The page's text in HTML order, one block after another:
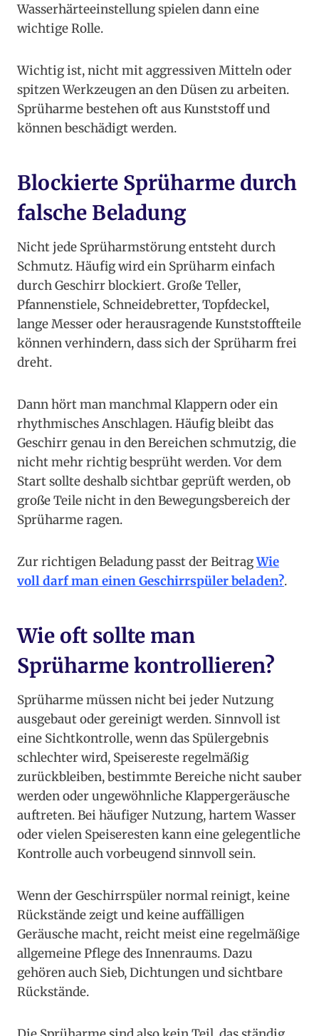
Wasserhärteeinstellung spielen dann eine
wichtige Rolle.
Wichtig ist, nicht mit aggressiven Mitteln oder
spitzen Werkzeugen an den Düsen zu arbeiten.
Sprüharme bestehen oft aus Kunststoff und
können beschädigt werden.
Blockierte Sprüharme durch
falsche Beladung
Nicht jede Sprüharmstörung entsteht durch
Schmutz. Häufig wird ein Sprüharm einfach
durch Geschirr blockiert. Große Teller,
Pfannenstiele, Schneidebretter, Topfdeckel,
lange Messer oder herausragende Kunststoffteile
können verhindern, dass sich der Sprüharm frei
dreht.
Dann hört man manchmal Klappern oder ein
rhythmisches Anschlagen. Häufig bleibt das
Geschirr genau in den Bereichen schmutzig, die
nicht mehr richtig besprüht werden. Vor dem
Start sollte deshalb sichtbar geprüft werden, ob
große Teile nicht in den Bewegungsbereich der
Sprüharme ragen.
Zur richtigen Beladung passt der BeitragWie
voll darf man einen Geschirrspüler beladen?.
Wie oft sollte man
Sprüharme kontrollieren?
Sprüharme müssen nicht bei jeder Nutzung
ausgebaut oder gereinigt werden. Sinnvoll ist
eine Sichtkontrolle, wenn das Spülergebnis
schlechter wird, Speisereste regelmäßig
zurückbleiben, bestimmte Bereiche nicht sauber
werden oder ungewöhnliche Klappergeräusche
auftreten. Bei häufiger Nutzung, hartem Wasser
oder vielen Speiseresten kann eine gelegentliche
Kontrolle auch vorbeugend sinnvoll sein.
Wenn der Geschirrspüler normal reinigt, keine
Rückstände zeigt und keine auffälligen
Geräusche macht, reicht meist eine regelmäßige
allgemeine Pflege des Innenraums. Dazu
gehören auch Sieb, Dichtungen und sichtbare
Rückstände.